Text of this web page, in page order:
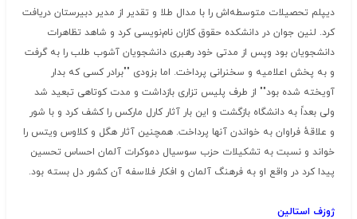
دیپلم تحصیلات متوسطه‌اش را با مدال طلا و تقدیر از مدیر دبیرستان دریافت
کرد. لنین جوان در دانشکده حقوق کازان نام‌نویسی کرد و شاهد تظاهرات
دانشجویان بود وپس از مدتی خود رهبری دانشجویان آشوب طلب را به گرفت
و به پخش اعلامیه و سخنرانی پرداخت. اما بزودی ""برادر کسی که بدار
آویخته شده بود"" از طرف پلیس تزاری بازداشت و مدت کوتاهی تبعید شد
ولی بعداً به دانشگاه بازگشت و این بار آثار کارل مارکس را کشف کرد و با شور
و علاقهٔ فراوان به خواندن آنها پرداخت. همچنین آثار هگل و کلاوس ویتس را
خواند و نسبت به تشکیلات حزب سوسیال دموکرات آلمان احساس تحسین
پیدا کرد در واقع او به فرهنگ آلمان و افکار فلاسفه آن کشور دل بسته بود.
ژوزف استالین